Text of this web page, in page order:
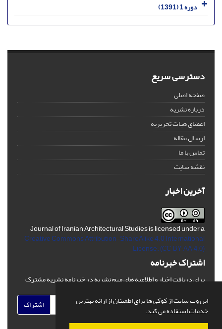
این وب سایت از کوکی ها برای اطمینان از ارائه بهترین
خدمات استفاده می کند.
دوره 1 (1391)
دسترسی سریع
صفحه اصلی
درباره نشریه
اعضای هیات تحریریه
ارسال مقاله
تماس با ما
نقشه سایت
آخرین اخبار
Journal of Iranian Architectural Studies is licensed under a
Creative Commons Attribution-ShareAlike 4.0 International
License. (CC BY-AA 4.0)
اشتراک خبرنامه
برای دریافت اخبار و اطلاعیه های مهم نشریه در خبرنامه نشریه مشترک
اشتراک